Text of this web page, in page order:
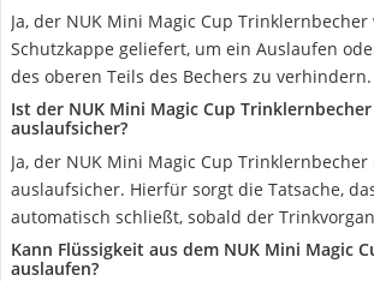
Ja, der NUK Mini Magic Cup
Schutzkappe geliefert, um ein Auslaufen
des oberen Teils des Bechers zu verhindern.
Ist der NUK Mini Magic Cup
auslaufsicher?
Ja, der NUK Mini Magic Cup
auslaufsicher. Hierfür sorgt die Tatsache,
automatisch schließt, sobald der
Kann Flüssigkeit aus dem NUK Mini Magic
auslaufen?